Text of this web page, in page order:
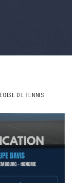
DE TENNIS